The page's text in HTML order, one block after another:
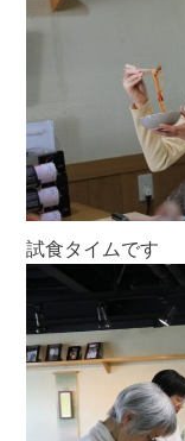
試食タイムで